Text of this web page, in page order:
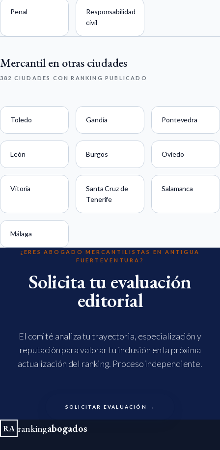
Penal
Responsabilidad
civil
Mercantil en otras ciudades
382 CIUDADES CON RANKING PUBLICADO
Toledo Gandía Pontevedra
León Burgos Oviedo
Vitoria
Santa Cruz de
Tenerife
Salamanca
Málaga
¿ERES ABOGADO MERCANTILISTAS EN ANTIGUA
FUERTEVENTURA?
Solicita tu evaluación
editorial
El comité analiza tu trayectoria, especialización y
reputación para valorar tu inclusión en la próxima
actualización del ranking. Proceso independiente.
SOLICITAR EVALUACIÓN →
RA rankingabogados